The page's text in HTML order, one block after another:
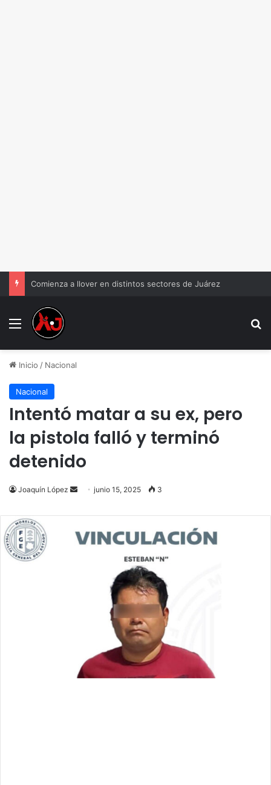
Comienza a llover en distintos sectores de Juárez
Menu
Inicio / Nacional
Nacional
Intentó matar a su ex, pero
la pistola falló y terminó
detenido
Joaquín López
Send
email
junio 15, 2025 3